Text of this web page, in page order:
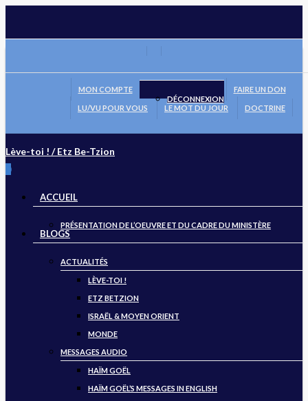
MON COMPTE
DÉCONNEXION
FAIRE UN DON
LU/VU POUR VOUS LE MOT DU JOUR DOCTRINE
Lève-toi ! / Etz Be-Tzion
search
ACCUEIL
PRÉSENTATION DE L’OEUVRE ET DU CADRE DU MINISTÈRE
BLOGS
ACTUALITÉS
LÈVE-TOI !
ETZ BETZION
ISRAËL & MOYEN ORIENT
MONDE
MESSAGES AUDIO
HAÏM GOËL
HAÏM GOËL’S MESSAGES IN ENGLISH